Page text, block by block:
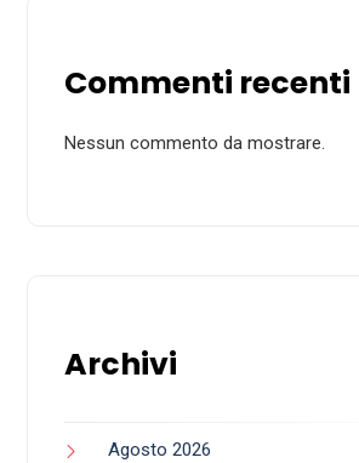
Commenti recenti
Nessun commento da mostrare.
Archivi
Agosto 2026